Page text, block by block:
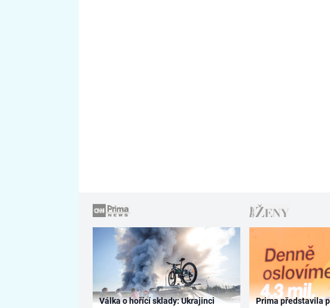
Válka o hořící sklady: Ukrajinci
Prima představila